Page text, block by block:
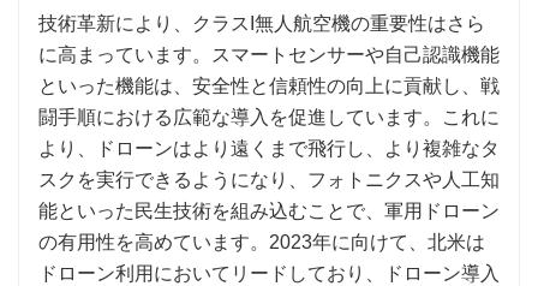
技術革新により、クラスI無人航空機の重要性はさら
に高まっています。スマートセンサーや自己認識機能
といった機能は、安全性と信頼性の向上に貢献し、戦
闘手順における広範な導入を促進しています。これに
より、ドローンはより遠くまで飛行し、より複雑なタ
スクを実行できるようになり、フォトニクスや人工知
能といった民生技術を組み込むことで、軍用ドローン
の有用性を高めています。2023年に向けて、北米は
ドローン利用においてリードしており、ドローン導入